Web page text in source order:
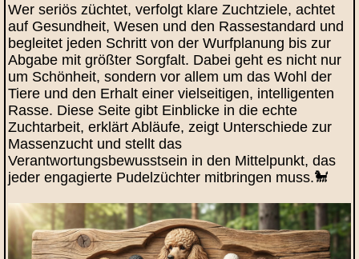
Wer seriös züchtet, verfolgt klare Zuchtziele, achtet
auf Gesundheit, Wesen und den Rassestandard und
begleitet jeden Schritt von der Wurfplanung bis zur
Abgabe mit größter Sorgfalt. Dabei geht es nicht nur
um Schönheit, sondern vor allem um das Wohl der
Tiere und den Erhalt einer vielseitigen, intelligenten
Rasse. Diese Seite gibt Einblicke in die echte
Zuchtarbeit, erklärt Abläufe, zeigt Unterschiede zur
Massenzucht und stellt das
Verantwortungsbewusstsein in den Mittelpunkt, das
jeder engagierte Pudelzüchter mitbringen muss.🐩